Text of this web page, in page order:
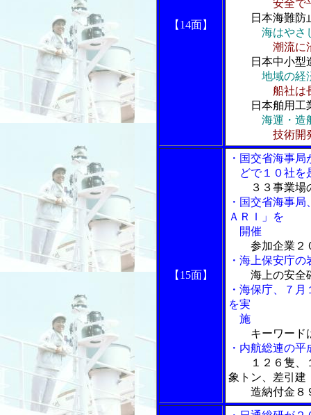
【14面】
安全で
日本海難
海はやさ
潮流に
日本中小
地域の経
船社は
日本舶用
海運・造
技術開
【15面】
・国交省海事
どで１０社を
３３事業場
・国交省海事
ＡＲＩ」を
開催
参加企業２
・海上保安庁
海上の安全
・海保庁、７
を実
施
キーワード
・内航総連の
１２６隻
象トン、差引建
造納付金８９